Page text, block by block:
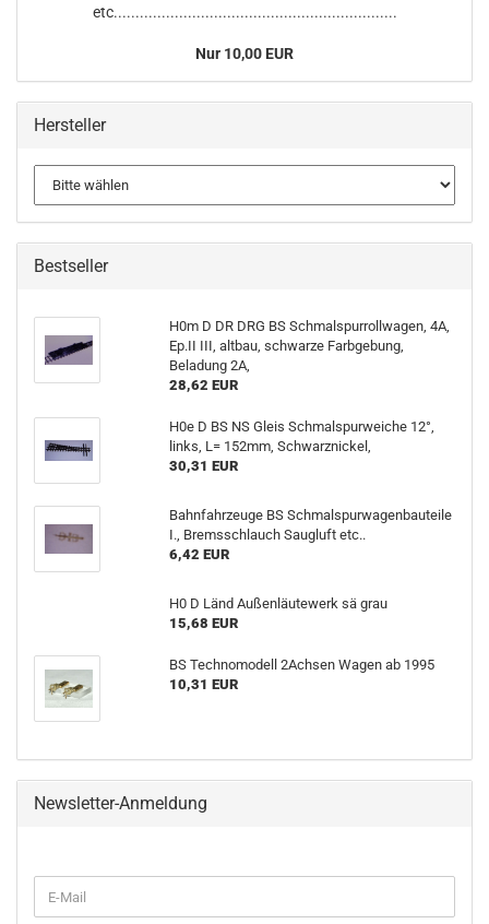
etc.................................................................
Nur 10,00 EUR
Hersteller
Bestseller
H0m D DR DRG BS Schmalspurrollwagen, 4A,
Ep.II III, altbau, schwarze Farbgebung,
Beladung 2A,
28,62 EUR
H0e D BS NS Gleis Schmalspurweiche 12°,
links, L= 152mm, Schwarznickel,
30,31 EUR
Bahnfahrzeuge BS Schmalspurwagenbauteile
I., Bremsschlauch Saugluft etc..
6,42 EUR
H0 D Länd Außenläutewerk sä grau
15,68 EUR
BS Technomodell 2Achsen Wagen ab 1995
10,31 EUR
Newsletter-Anmeldung
ZUR
E-
Mail